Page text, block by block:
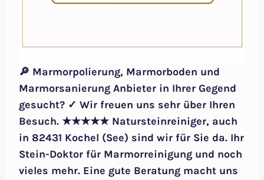
🔎 Marmorpolierung, Marmorboden und
Marmorsanierung Anbieter in Ihrer Gegend
gesucht? ✓ Wir freuen uns sehr über Ihren
Besuch. ★★★★★ Natursteinreiniger, auch
in 82431 Kochel (See) sind wir für Sie da. Ihr
Stein-Doktor für Marmorreinigung und noch
vieles mehr. Eine gute Beratung macht uns